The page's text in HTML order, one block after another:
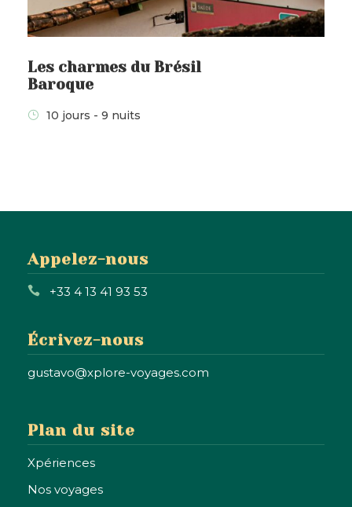
sonimportance dans l’histoire du
Paraty,
richesses culturelles que par son
adresses.
déjeuner et dîner libres.
Carte & étapes
Les charmes du Brésil
Baroque
10 jours - 9 nuits
Appelez-nous
+33 4 13 41 93 53
Écrivez-nous
gustavo@xplore-voyages.com
Plan du site
Xpériences
Nos voyages